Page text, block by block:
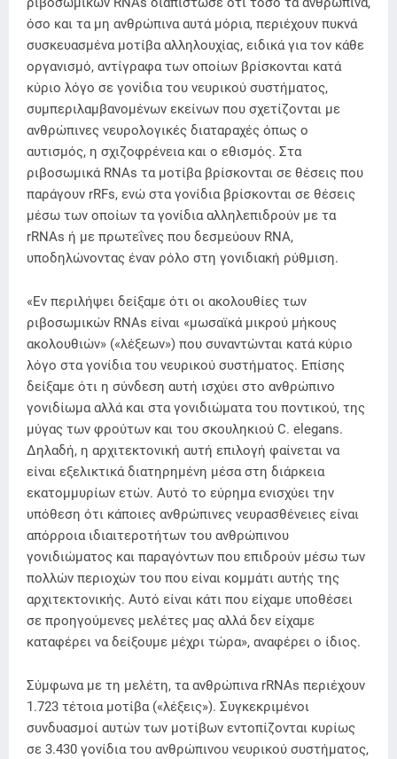
όσο και τα μη ανθρώπινα αυτά μόρια, περιέχουν πυκνά
συσκευασμένα μοτίβα αλληλουχίας, ειδικά για τον κάθε
οργανισμό, αντίγραφα των οποίων βρίσκονται κατά
κύριο λόγο σε γονίδια του νευρικού συστήματος,
συμπεριλαμβανομένων εκείνων που σχετίζονται με
ανθρώπινες νευρολογικές διαταραχές όπως ο
αυτισμός, η σχιζοφρένεια και ο εθισμός. Στα
ριβοσωμικά RNAs τα μοτίβα βρίσκονται σε θέσεις που
παράγουν rRFs, ενώ στα γονίδια βρίσκονται σε θέσεις
μέσω των οποίων τα γονίδια αλληλεπιδρούν με τα
rRNAs ή με πρωτεΐνες που δεσμεύουν RNA,
υποδηλώνοντας έναν ρόλο στη γονιδιακή ρύθμιση.
«Εν περιλήψει δείξαμε ότι οι ακολουθίες των
ριβοσωμικών RNAs είναι «μωσαϊκά μικρού μήκους
ακολουθιών» («λέξεων») που συναντώνται κατά κύριο
λόγο στα γονίδια του νευρικού συστήματος. Επίσης
δείξαμε ότι η σύνδεση αυτή ισχύει στο ανθρώπινο
γονιδίωμα αλλά και στα γονιδιώματα του ποντικού, της
μύγας των φρούτων και του σκουληκιού C. elegans.
Δηλαδή, η αρχιτεκτονική αυτή επιλογή φαίνεται να
είναι εξελικτικά διατηρημένη μέσα στη διάρκεια
εκατομμυρίων ετών. Αυτό το εύρημα ενισχύει την
υπόθεση ότι κάποιες ανθρώπινες νευρασθένειες είναι
απόρροια ιδιαιτεροτήτων του ανθρώπινου
γονιδιώματος και παραγόντων που επιδρούν μέσω των
πολλών περιοχών του που είναι κομμάτι αυτής της
αρχιτεκτονικής. Αυτό είναι κάτι που είχαμε υποθέσει
σε προηγούμενες μελέτες μας αλλά δεν είχαμε
καταφέρει να δείξουμε μέχρι τώρα», αναφέρει ο ίδιος.
Σύμφωνα με τη μελέτη, τα ανθρώπινα rRNAs περιέχουν
1.723 τέτοια μοτίβα («λέξεις»). Συγκεκριμένοι
συνδυασμοί αυτών των μοτίβων εντοπίζονται κυρίως
σε 3.430 γονίδια του ανθρώπινου νευρικού συστήματος,